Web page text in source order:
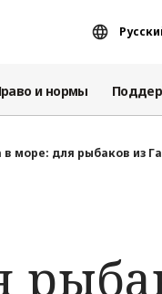
и нормы
в море: для рыбаков из